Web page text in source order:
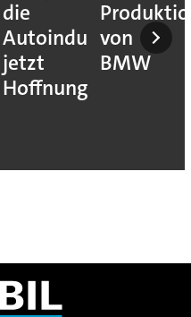
die
Autoindustrie
jetzt
Hoffnung
von
BMW